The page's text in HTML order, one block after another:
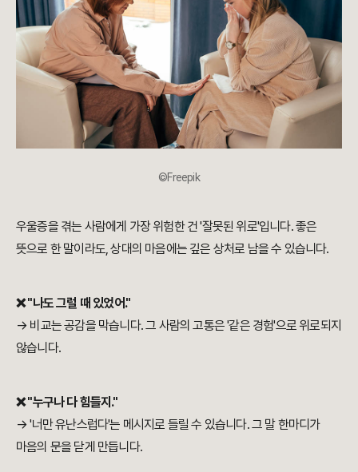
©Freepik
우울증을 겪는 사람에게 가장 위험한 건 '잘못된 위로'입니다. 좋은
뜻으로 한 말이라도, 상대의 마음에는 깊은 상처로 남을 수 있습니다.
❌ "나도 그럴 때 있었어."
→ 비교는 공감을 막습니다. 그 사람의 고통은 '같은 경험'으로 위로되지
않습니다.
❌ "누구나 다 힘들지."
→ '너만 유난스럽다'는 메시지로 들릴 수 있습니다. 그 말 한마디가
마음의 문을 닫게 만듭니다.